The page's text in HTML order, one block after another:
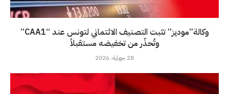
وكالة”موديز” تثبت التصنيف الائتماني لتونس عند “CAA1”
وتُحذّر من تخفيضه مستقبلاً
28 جويلية، 2026